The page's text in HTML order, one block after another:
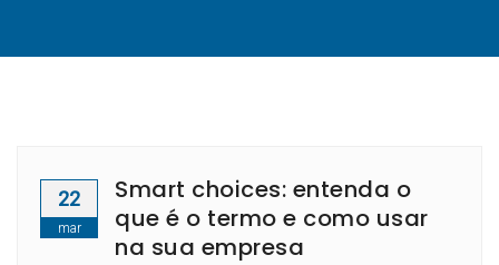
22
mar
Smart choices: entenda o
que é o termo e como usar
na sua empresa